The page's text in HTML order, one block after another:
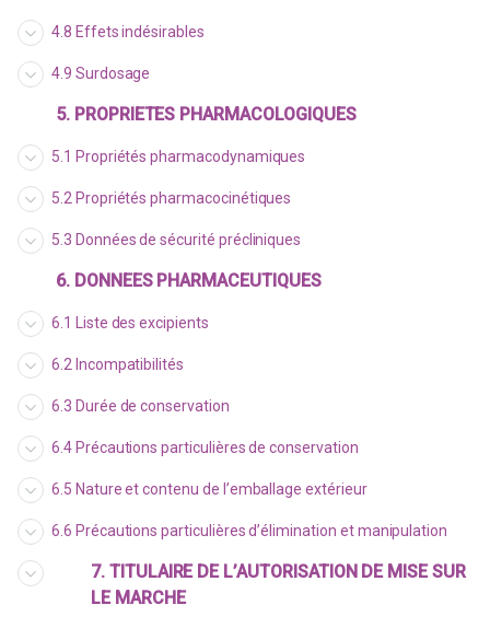
4.8 Effets indésirables
4.9 Surdosage
5. PROPRIETES PHARMACOLOGIQUES
5.1 Propriétés pharmacodynamiques
5.2 Propriétés pharmacocinétiques
5.3 Données de sécurité précliniques
6. DONNEES PHARMACEUTIQUES
6.1 Liste des excipients
6.2 Incompatibilités
6.3 Durée de conservation
6.4 Précautions particulières de conservation
6.5 Nature et contenu de l’emballage extérieur
6.6 Précautions particulières d’élimination et manipulation
7. TITULAIRE DE L’AUTORISATION DE MISE SUR
LE MARCHE